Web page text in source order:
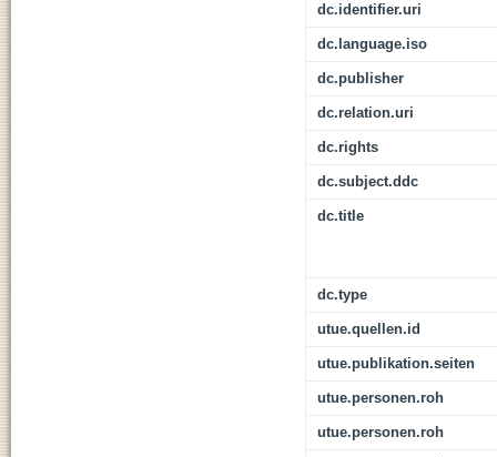
dc.identifier.uri
dc.language.iso
dc.publisher
dc.relation.uri
dc.rights
dc.subject.ddc
dc.title
dc.type
utue.quellen.id
utue.publikation.seiten
utue.personen.roh
utue.personen.roh